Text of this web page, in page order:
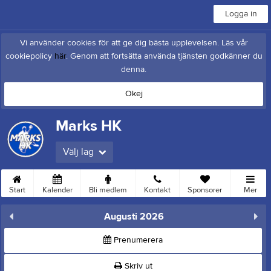
Logga in
Vi använder cookies för att ge dig bästa upplevelsen. Läs vår
cookiepolicy här. Genom att fortsätta använda tjänsten godkänner du
denna.
Okej
Marks HK
Välj lag
Start Kalender Bli medlem Kontakt Sponsorer Mer
Augusti 2026
Prenumerera
Skriv ut